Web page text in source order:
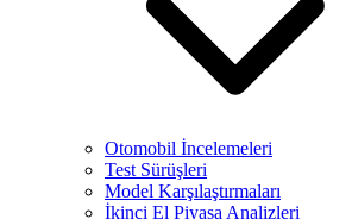
Otomobil İncelemeleri
Test Sürüşleri
Model Karşılaştırmaları
İkinci El Piyasa Analizleri